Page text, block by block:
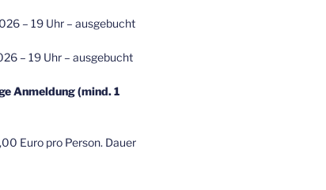
– 19 Uhr – ausgebucht
– 19 Uhr – ausgebucht
Anmeldung (mind. 1
Euro pro Person. Dauer